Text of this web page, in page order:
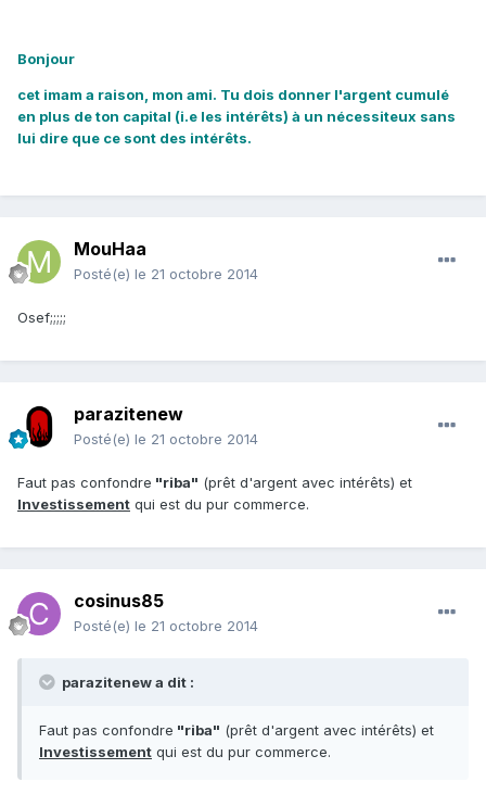
Bonjour
cet imam a raison, mon ami. Tu dois donner l'argent cumulé
en plus de ton capital (i.e les intérêts) à un nécessiteux sans
lui dire que ce sont des intérêts.
MouHaa
Posté(e) le 21 octobre 2014
Osef;;;;;
parazitenew
Posté(e) le 21 octobre 2014
Faut pas confondre "riba" (prêt d'argent avec intérêts) et
Investissement qui est du pur commerce.
cosinus85
Posté(e) le 21 octobre 2014
parazitenew a dit :
Faut pas confondre "riba" (prêt d'argent avec intérêts) et
Investissement qui est du pur commerce.